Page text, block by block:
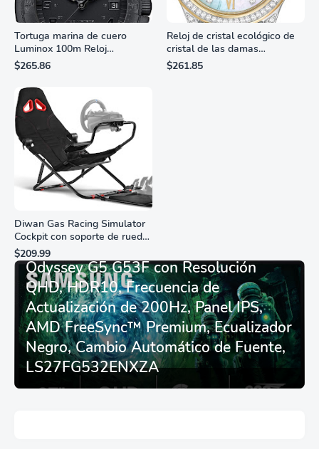
Tortuga marina de cuero
Luminox 100m Reloj
analógico de cuarzo
resistente al agua
$265.86
Reloj de cristal ecológico de
cristal de las damas
ciudadanas, 3 manos,
marcadores de números
$261.85
Diwan Gas Racing Simulator
Cockpit con soporte de rueda
de carreras plegable y
asiento - Logitech
G29/920/923/27/25,
Thrustmaster
T248/X/T300RS/T150/458/TX
$209.99
Monitor Gamer SAMSUNG 27”
Odyssey G5 G53F con Resolución
QHD, HDR10, Frecuencia de
Actualización de 200Hz, Panel IPS,
AMD FreeSync™ Premium, Ecualizador
Negro, Cambio Automático de Fuente,
LS27FG532ENXZA